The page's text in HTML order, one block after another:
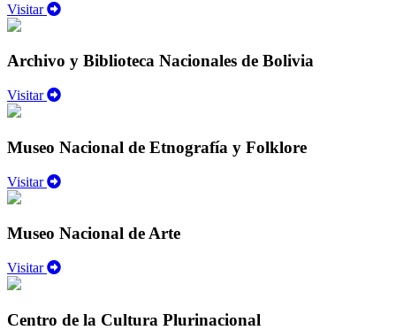
Visitar
Archivo y Biblioteca Nacionales de Bolivia
Visitar
Museo Nacional de Etnografía y Folklore
Visitar
Museo Nacional de Arte
Visitar
Centro de la Cultura Plurinacional